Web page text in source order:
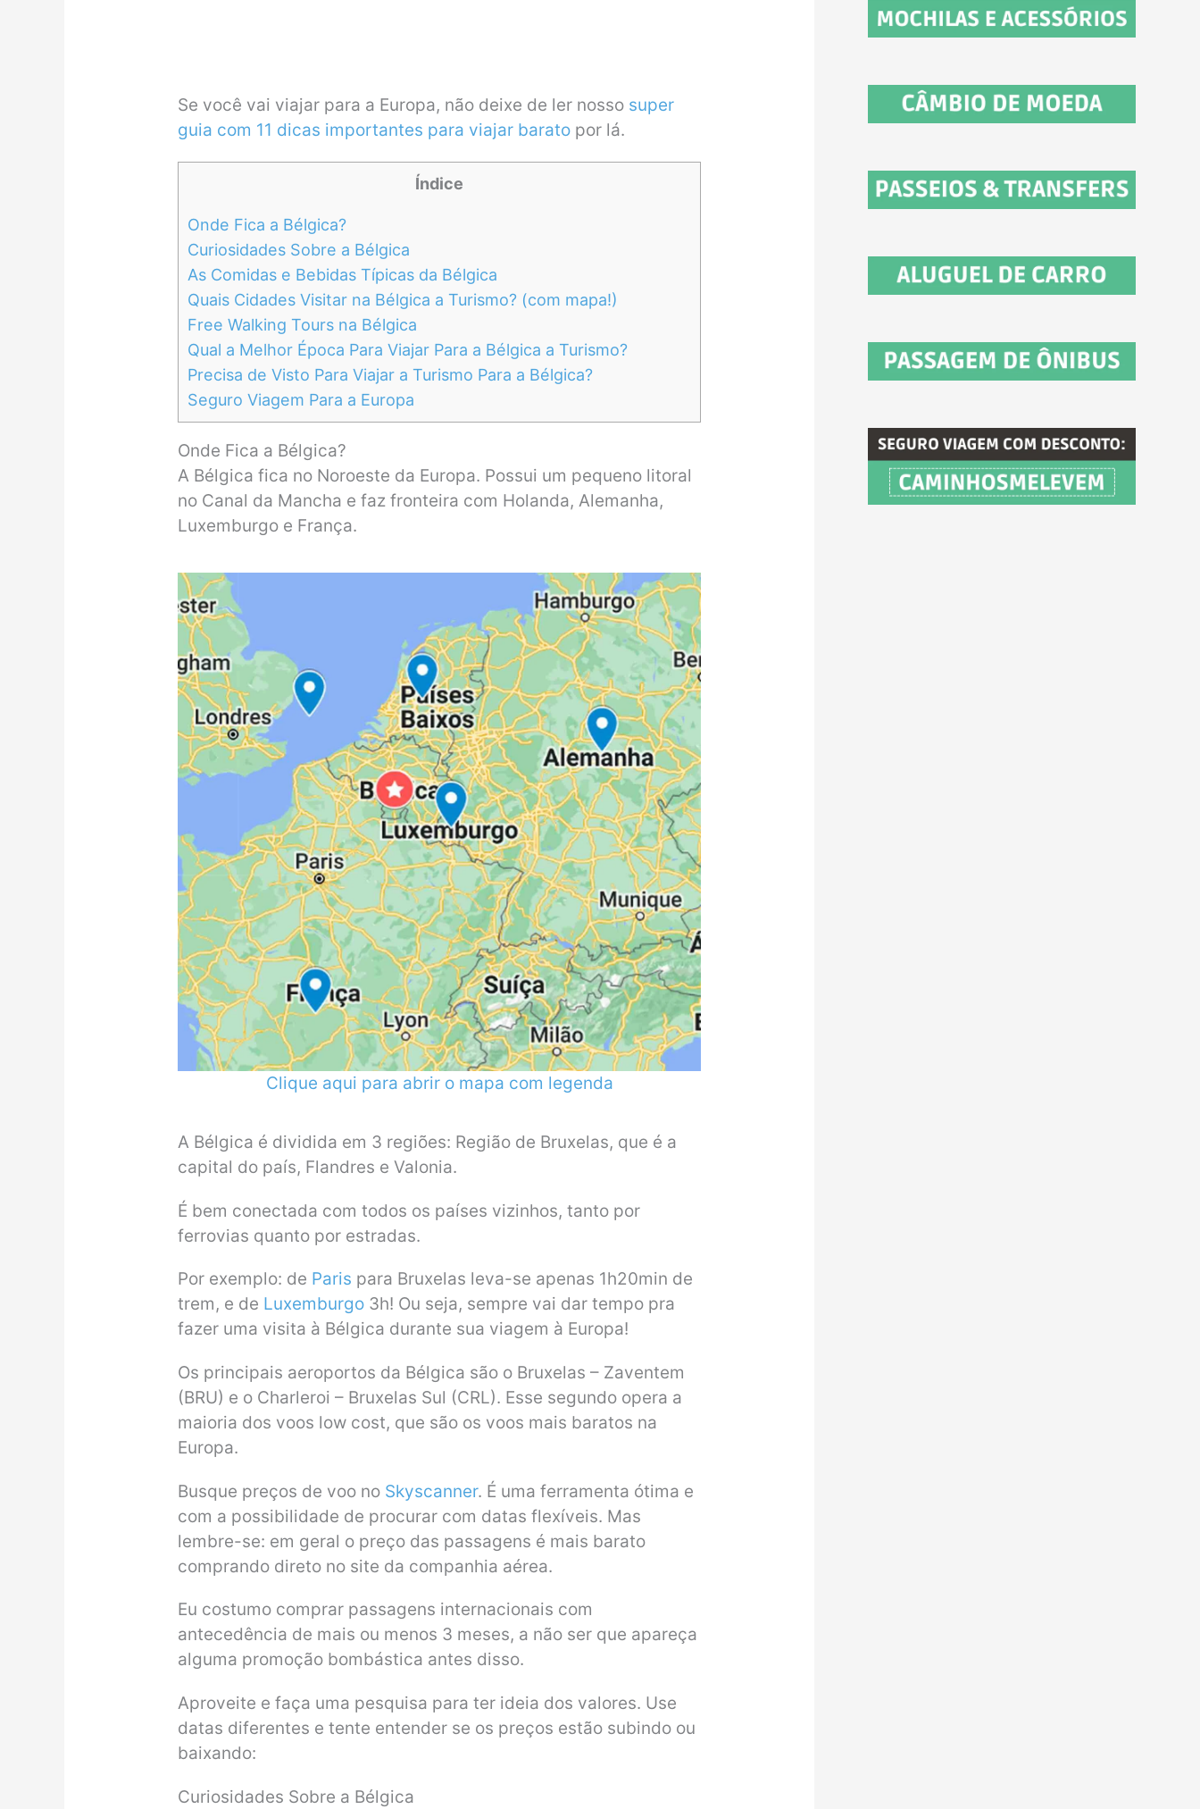
Se você vai viajar para a Europa, não deixe de ler nosso super
guia com 11 dicas importantes para viajar barato por lá.
Índice
Onde Fica a Bélgica?
Curiosidades Sobre a Bélgica
As Comidas e Bebidas Típicas da Bélgica
Quais Cidades Visitar na Bélgica a Turismo? (com mapa!)
Free Walking Tours na Bélgica
Qual a Melhor Época Para Viajar Para a Bélgica a Turismo?
Precisa de Visto Para Viajar a Turismo Para a Bélgica?
Seguro Viagem Para a Europa
Onde Fica a Bélgica?
A Bélgica fica no Noroeste da Europa. Possui um pequeno litoral
no Canal da Mancha e faz fronteira com Holanda, Alemanha,
Luxemburgo e França.
Clique aqui para abrir o mapa com legenda
A Bélgica é dividida em 3 regiões: Região de Bruxelas, que é a
capital do país, Flandres e Valonia.
É bem conectada com todos os países vizinhos, tanto por
ferrovias quanto por estradas.
Por exemplo: de Paris para Bruxelas leva-se apenas 1h20min de
trem, e de Luxemburgo 3h! Ou seja, sempre vai dar tempo pra
fazer uma visita à Bélgica durante sua viagem à Europa!
Os principais aeroportos da Bélgica são o Bruxelas – Zaventem
(BRU) e o Charleroi – Bruxelas Sul (CRL). Esse segundo opera a
maioria dos voos low cost, que são os voos mais baratos na
Europa.
Busque preços de voo no Skyscanner. É uma ferramenta ótima e
com a possibilidade de procurar com datas flexíveis. Mas
lembre-se: em geral o preço das passagens é mais barato
comprando direto no site da companhia aérea.
Eu costumo comprar passagens internacionais com
antecedência de mais ou menos 3 meses, a não ser que apareça
alguma promoção bombástica antes disso.
Aproveite e faça uma pesquisa para ter ideia dos valores. Use
datas diferentes e tente entender se os preços estão subindo ou
baixando:
Curiosidades Sobre a Bélgica